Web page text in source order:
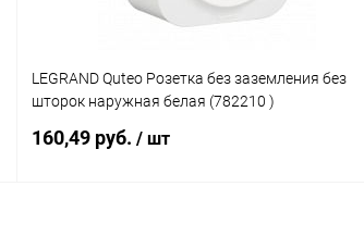
LEGRAND Quteo Розетка без заземления без
шторок наружная белая (782210 )
160,49 руб. / шт